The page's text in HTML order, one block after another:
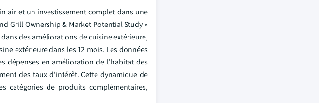
air et un investissement complet dans une
Grill Ownership & Market Potential Study »
des améliorations de cuisine extérieure,
extérieure dans les 12 mois. Les données
dépenses en amélioration de l'habitat des
des taux d'intérêt. Cette dynamique de
catégories de produits complémentaires,